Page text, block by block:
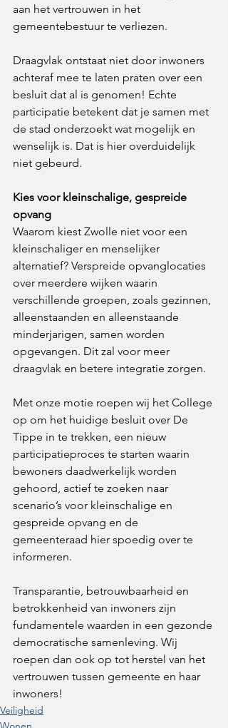
aan het vertrouwen in het
gemeentebestuur te verliezen.
Draagvlak ontstaat niet door inwoners
achteraf mee te laten praten over een
besluit dat al is genomen! Echte
participatie betekent dat je samen met
de stad onderzoekt wat mogelijk en
wenselijk is. Dat is hier overduidelijk
niet gebeurd.
Kies voor kleinschalige, gespreide
opvang
Waarom kiest Zwolle niet voor een
kleinschaliger en menselijker
alternatief? Verspreide opvanglocaties
over meerdere wijken waarin
verschillende groepen, zoals gezinnen,
alleenstaanden en alleenstaande
minderjarigen, samen worden
opgevangen. Dit zal voor meer
draagvlak en betere integratie zorgen.
Met onze motie roepen wij het College
op om het huidige besluit over De
Tippe in te trekken, een nieuw
participatieproces te starten waarin
bewoners daadwerkelijk worden
gehoord, actief te zoeken naar
scenario’s voor kleinschalige en
gespreide opvang en de
gemeenteraad hier spoedig over te
informeren.
Transparantie, betrouwbaarheid en
betrokkenheid van inwoners zijn
fundamentele waarden in een gezonde
democratische samenleving. Wij
roepen dan ook op tot herstel van het
vertrouwen tussen gemeente en haar
inwoners!
Veiligheid